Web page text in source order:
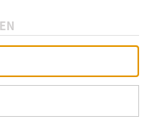
EN